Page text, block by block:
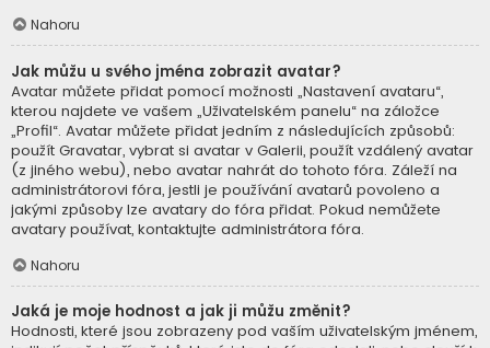
Nahoru
Jak můžu u svého jména zobrazit avatar?
Avatar můžete přidat pomocí možnosti „Nastavení avataru“,
kterou najdete ve vašem „Uživatelském panelu“ na záložce
„Profil“. Avatar můžete přidat jedním z následujících způsobů:
použít Gravatar, vybrat si avatar v Galerii, použít vzdálený avatar
(z jiného webu), nebo avatar nahrát do tohoto fóra. Záleží na
administrátorovi fóra, jestli je používání avatarů povoleno a
jakými způsoby lze avatary do fóra přidat. Pokud nemůžete
avatary používat, kontaktujte administrátora fóra.
Nahoru
Jaká je moje hodnost a jak ji můžu změnit?
Hodnosti, které jsou zobrazeny pod vaším uživatelským jménem,